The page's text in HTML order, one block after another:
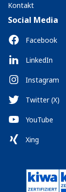
Kontakt
Social Media
Facebook
LinkedIn
Instagram
Twitter (X)
YouTube
Xing